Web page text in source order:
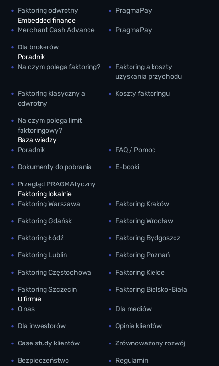
Faktoring odwrotny
PragmaPay
Embedded finance
Merchant Cash Advance
PragmaPay
Dla brokerów
Poradnik
Na czym polega faktoring?
Faktoring a koszty
uzyskania przychodu
Faktoring klasyczny a
odwrotny
Koszty faktoringu
Na czym polega limit
faktoringowy?
Baza wiedzy
Poradnik
FAQ / Pomoc
Dokumenty do pobrania E-booki
Przegląd PRAGMAtyczny
Faktoring lokalnie
Faktoring Warszawa
Faktoring Kraków
Faktoring Gdańsk Faktoring Wrocław
Faktoring Łódź Faktoring Bydgoszcz
Faktoring Lublin Faktoring Poznań
Faktoring Częstochowa Faktoring Kielce
Faktoring Szczecin
Faktoring Bielsko-Biała
O firmie
O nas
Dla mediów
Dla inwestorów Opinie klientów
Case study klientów Zrównoważony rozwój
Bezpieczeństwo Regulamin